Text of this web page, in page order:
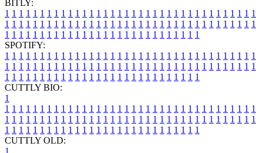
BITLY:
1 1 1 1 1 1 1 1 1 1 1 1 1 1 1 1 1 1 1 1 1 1 1 1 1 1 1 1 1 1 1 1 1 1 1 1
1 1 1 1 1 1 1 1 1 1 1 1 1 1 1 1 1 1 1 1 1 1 1 1 1 1 1 1 1 1 1 1 1 1 1 1
1 1 1 1 1 1 1 1 1 1 1 1 1 1 1 1 1 1 1 1 1 1 1 1 1 1 1 1
SPOTIFY:
1 1 1 1 1 1 1 1 1 1 1 1 1 1 1 1 1 1 1 1 1 1 1 1 1 1 1 1 1 1 1 1 1 1 1 1
1 1 1 1 1 1 1 1 1 1 1 1 1 1 1 1 1 1 1 1 1 1 1 1 1 1 1 1 1 1 1 1 1 1 1 1
1 1 1 1 1 1 1 1 1 1 1 1 1 1 1 1 1 1 1 1 1 1 1 1 1 1 1 1
CUTTLY BIO:
1
1 1 1 1 1 1 1 1 1 1 1 1 1 1 1 1 1 1 1 1 1 1 1 1 1 1 1 1 1 1 1 1 1 1 1 1
1 1 1 1 1 1 1 1 1 1 1 1 1 1 1 1 1 1 1 1 1 1 1 1 1 1 1 1 1 1 1 1 1 1 1 1
1 1 1 1 1 1 1 1 1 1 1 1 1 1 1 1 1 1 1 1 1 1 1 1 1 1 1 1
CUTTLY OLD:
1